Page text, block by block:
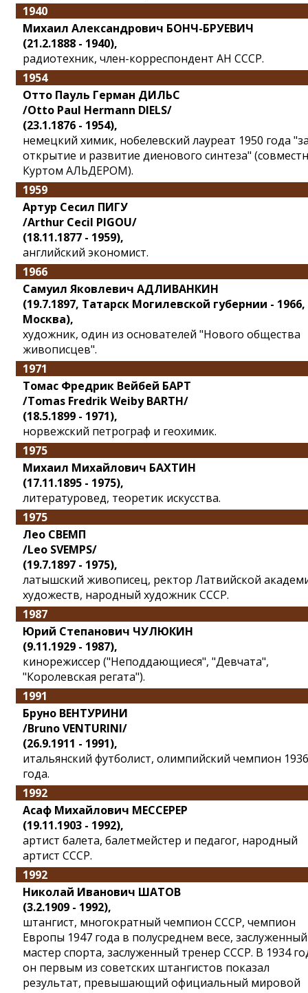
1940
Михаил Александрович БОНЧ-БРУЕВИЧ
(21.2.1888 - 1940),
радиотехник, член-корреспондент АН СССР.
1954
Отто Пауль Герман ДИЛЬС
/Otto Paul Hermann DIELS/
(23.1.1876 - 1954),
немецкий химик, нобелевский лауреат 1950 года
открытие и развитие диенового синтеза"
Куртом АЛЬДЕРОМ).
1959
Артур Сесил ПИГУ
/Arthur Cecil PIGOU/
(18.11.1877 - 1959),
английский экономист.
1966
Самуил Яковлевич АДЛИВАНКИН
(19.7.1897, Татарск Могилевской губернии - 1966,
Москва),
художник, один из основателей "Нового общества
живописцев".
1971
Томас Фредрик Вейбей БАРТ
/Tomas Fredrik Weiby BARTH/
(18.5.1899 - 1971),
норвежский петрограф и геохимик.
1975
Михаил Михайлович БАХТИН
(17.11.1895 - 1975),
литературовед, теоретик искусства.
1975
Лео СВЕМП
/Leo SVEMPS/
(19.7.1897 - 1975),
латышский живописец, ректор Латвийской
художеств, народный художник СССР.
1987
Юрий Степанович ЧУЛЮКИН
(9.11.1929 - 1987),
кинорежиссер ("Неподдающиеся", "Девчата",
"Королевская регата").
1991
Бруно ВЕНТУРИНИ
/Bruno VENTURINI/
(26.9.1911 - 1991),
итальянский футболист, олимпийский чемпион 1936
года.
1992
Асаф Михайлович МЕССЕРЕР
(19.11.1903 - 1992),
артист балета, балетмейстер и педагог, народный
артист СССР.
1992
Николай Иванович ШАТОВ
(3.2.1909 - 1992),
штангист, многократный чемпион СССР, чемпион
Европы 1947 года в полусреднем весе, заслуженный
мастер спорта, заслуженный тренер СССР. В 1934
он первым из советских штангистов показал
результат, превышающий официальный мировой